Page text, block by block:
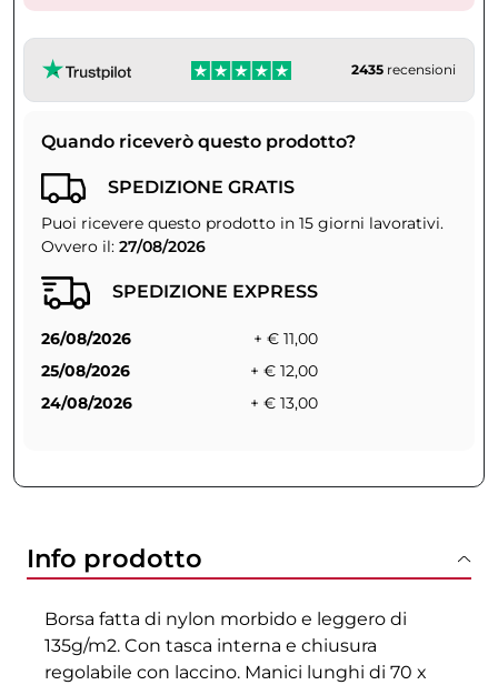
2435 recensioni
Quando riceverò questo prodotto?
SPEDIZIONE GRATIS
Puoi ricevere questo prodotto in 15 giorni lavorativi.
Ovvero il: 27/08/2026
SPEDIZIONE EXPRESS
26/08/2026
+ € 11,00
25/08/2026
+ € 12,00
24/08/2026
+ € 13,00
Info prodotto
Borsa fatta di nylon morbido e leggero di
135g/m2. Con tasca interna e chiusura
regolabile con laccino. Manici lunghi di 70 x